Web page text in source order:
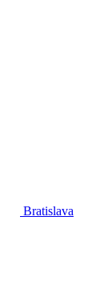
Bratislava